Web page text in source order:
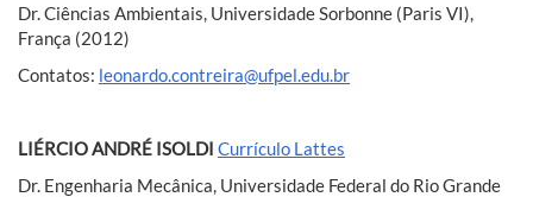
Dr. Ciências Ambientais, Universidade Sorbonne (Paris VI),
França (2012)
Contatos: leonardo.contreira@ufpel.edu.br
LIÉRCIO ANDRÉ ISOLDI Currículo Lattes
Dr. Engenharia Mecânica, Universidade Federal do Rio Grande